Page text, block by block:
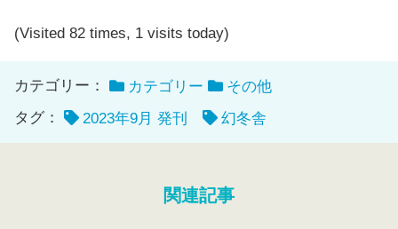
(Visited 82 times, 1 visits today)
カテゴリー： カテゴリー
その他
タグ：
2023年9月 発刊 幻冬舎
関連記事